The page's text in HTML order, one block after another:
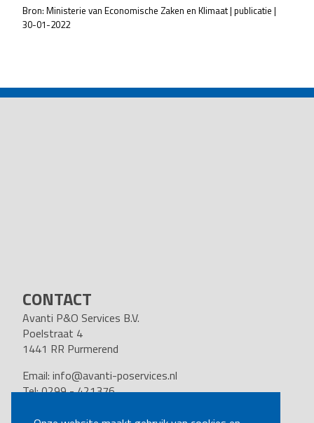
Bron: Ministerie van Economische Zaken en Klimaat | publicatie |
30-01-2022
NAVIGATION
CONTACT
Avanti P&O Services B.V.
Poelstraat 4
1441 RR Purmerend
Email: info@avanti-poservices.nl
Tel: 0299 - 421376